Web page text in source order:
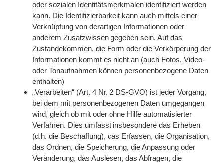
oder sozialen Identitätsmerkmalen identifiziert werden
kann. Die Identifizierbarkeit kann auch mittels einer
Verknüpfung von derartigen Informationen oder
anderem Zusatzwissen gegeben sein. Auf das
Zustandekommen, die Form oder die Verkörperung der
Informationen kommt es nicht an (auch Fotos, Video-
oder Tonaufnahmen können personenbezogene Daten
enthalten)
„Verarbeiten“ (Art. 4 Nr. 2 DS-GVO) ist jeder Vorgang,
bei dem mit personenbezogenen Daten umgegangen
wird, gleich ob mit oder ohne Hilfe automatisierter
Verfahren. Dies umfasst insbesondere das Erheben
(d.h. die Beschaffung), das Erfassen, die Organisation,
das Ordnen, die Speicherung, die Anpassung oder
Veränderung, das Auslesen, das Abfragen, die